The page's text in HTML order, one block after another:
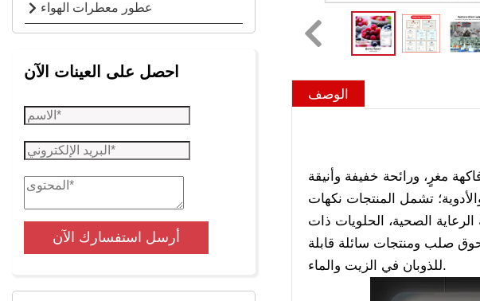
عطور معطرات الهواء
احصل على العينات الآن
أرسل استفسارك الآن
الوصف
مغرٍ، ورائحة خفيفة وأنيقة.
تشمل المنتجات نكهات
الرعاية الصحية، الحلويات ذات
صلب ومنتجات سائلة قابلة
للذوبان في الزيت والماء.